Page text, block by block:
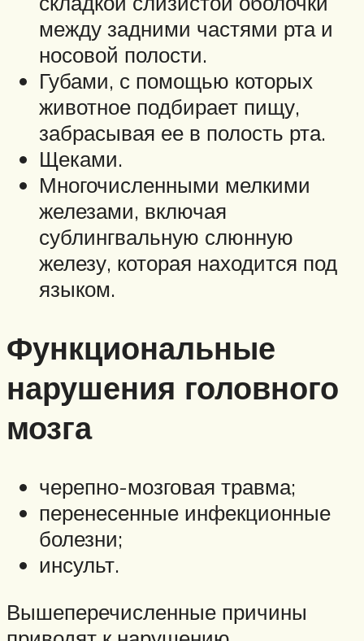
между задними частями рта и
носовой полости.
Губами, с помощью которых
животное подбирает пищу,
забрасывая ее в полость рта.
Щеками.
Многочисленными мелкими
железами, включая
сублингвальную слюнную
железу, которая находится под
языком.
Функциональные
нарушения головного
мозга
черепно-мозговая травма;
перенесенные инфекционные
болезни;
инсульт.
Вышеперечисленные причины